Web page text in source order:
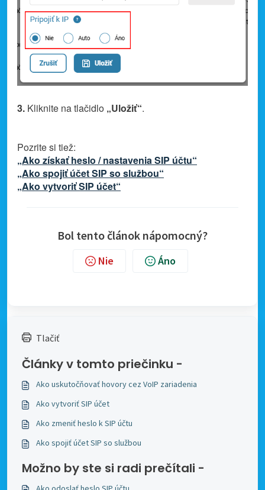
3. Kliknite na tlačidlo „Uložiť“.
Pozrite si tiež:
„Ako získať heslo / nastavenia SIP účtu“
„Ako spojiť účet SIP so službou“
„Ako vytvoriť SIP účet“
Bol tento článok nápomocný?
Nie Áno
Tlačiť
Články v tomto priečinku -
Ako uskutočňovať hovory cez VoIP zariadenia
Ako vytvoriť SIP účet
Ako zmeniť heslo k SIP účtu
Ako spojiť účet SIP so službou
Možno by ste si radi prečítali -